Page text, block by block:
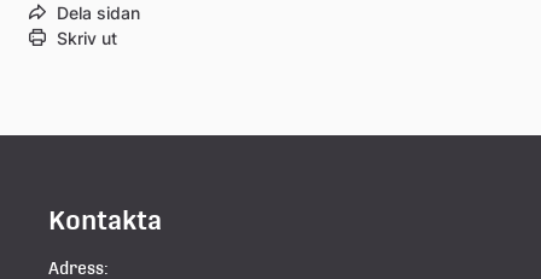
Dela sidan
Skriv ut
Kontakta
Adress: